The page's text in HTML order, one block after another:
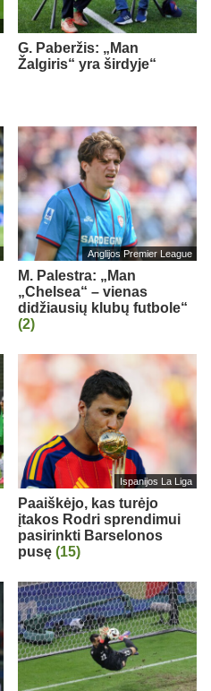
G. Paberžis: „Man
Žalgiris“ yra širdyje“
Anglijos Premier League
M. Palestra: „Man
„Chelsea“ – vienas
didžiausių klubų futbole“
(2)
Ispanijos La Liga
Paaiškėjo, kas turėjo
įtakos Rodri sprendimui
pasirinkti Barselonos
pusę (15)